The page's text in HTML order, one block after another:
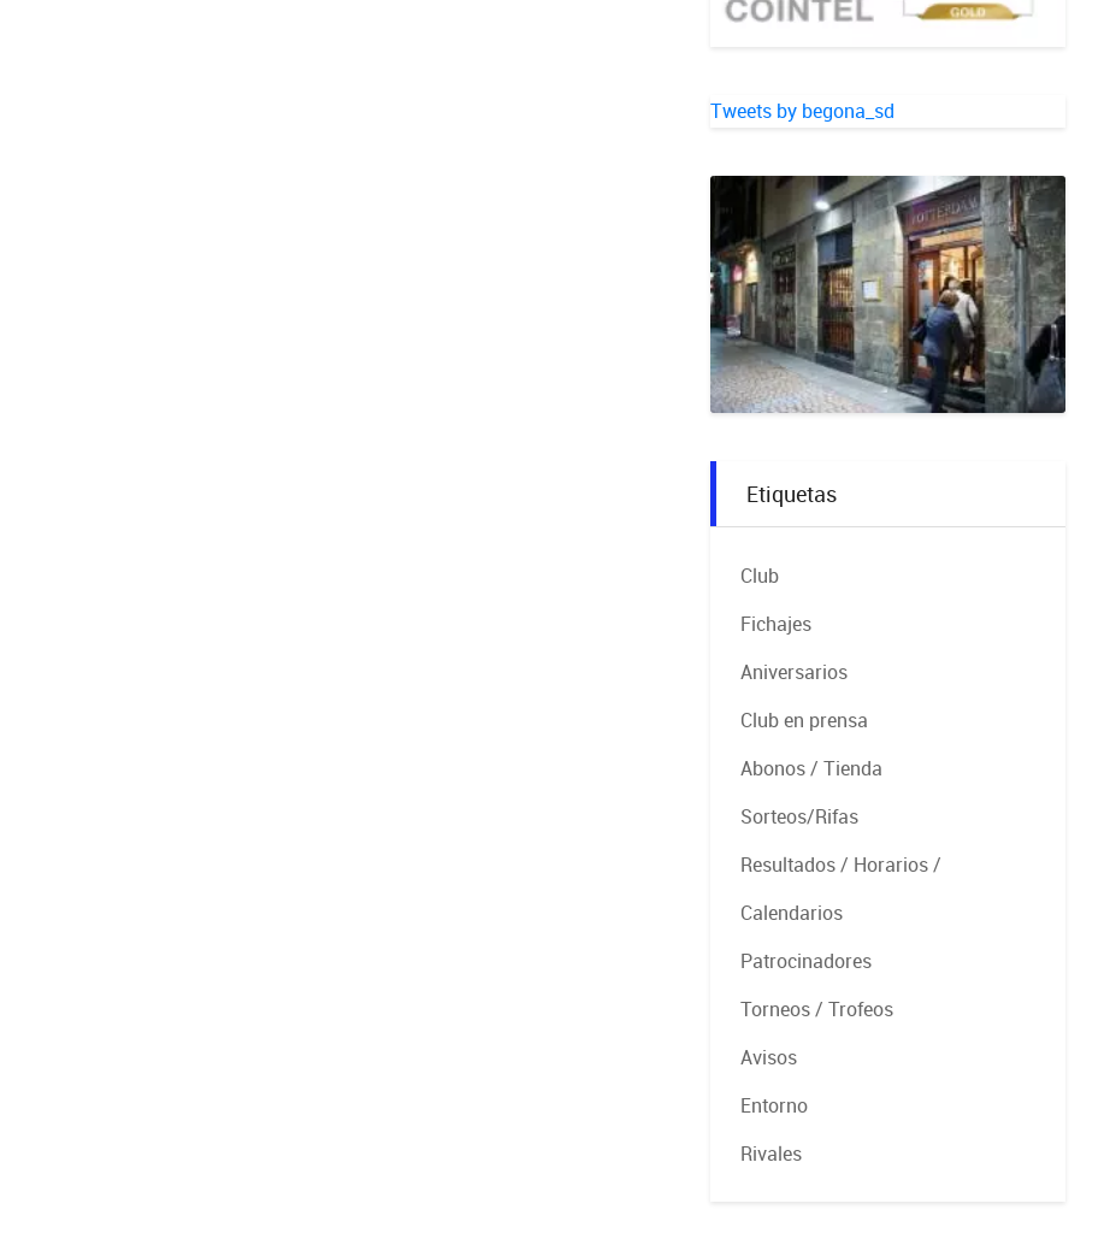
Tweets by begona_sd
Etiquetas
Club
Fichajes
Aniversarios
Club en prensa
Abonos / Tienda
Sorteos/Rifas
Resultados / Horarios /
Calendarios
Patrocinadores
Torneos / Trofeos
Avisos
Entorno
Rivales